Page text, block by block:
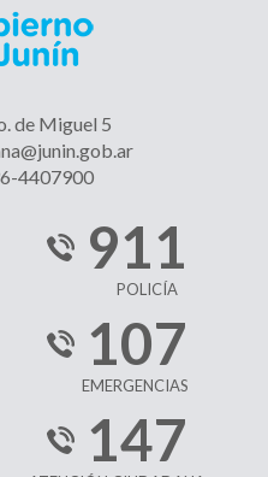
de Miguel 5
4407900
911
POLICÍA
107
EMERGENCIAS
147